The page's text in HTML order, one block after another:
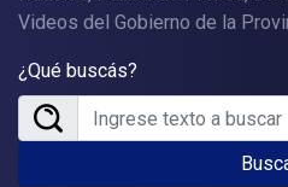
Videos del Gobierno de la
¿Qué buscás?